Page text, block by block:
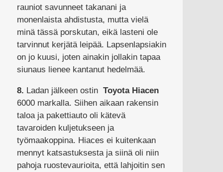
rauniot savunneet takanani ja
monenlaista ahdistusta, mutta vielä
minä tässä porskutan, eikä lasteni ole
tarvinnut kerjätä leipää. Lapsenlapsiakin
on jo kuusi, joten ainakin jollakin tapaa
siunaus lienee kantanut hedelmää.
8. Ladan jälkeen ostin Toyota Hiacen
6000 markalla. Siihen aikaan rakensin
taloa ja pakettiauto oli kätevä
tavaroiden kuljetukseen ja
työmaakoppina. Hiaces ei kuitenkaan
mennyt katsastuksesta ja siinä oli niin
pahoja ruostevaurioita, että lahjoitin sen